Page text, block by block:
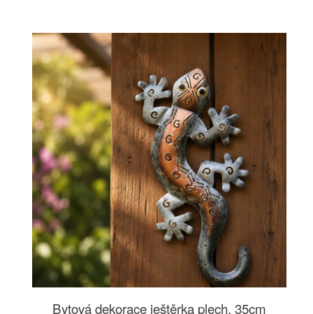
Bytová dekorace ještěrka plech, 35cm